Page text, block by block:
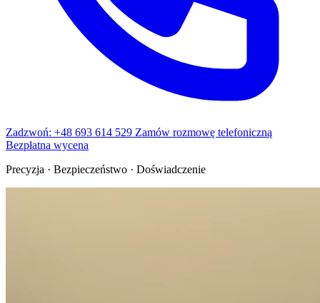
Zadzwoń: +48 693 614 529 Zamów rozmowę telefoniczną
Bezpłatna wycena
Precyzja · Bezpieczeństwo · Doświadczenie